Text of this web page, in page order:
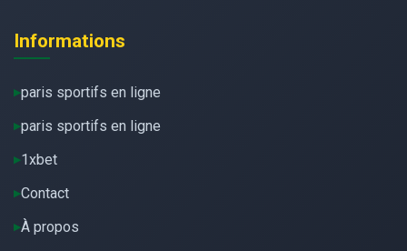
Informations
paris sportifs en ligne
paris sportifs en ligne
1xbet
Contact
À propos